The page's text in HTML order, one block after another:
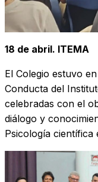
18 de abril. ITEMA
El Colegio estuvo
Conducta del
celebradas con el
diálogo y
Psicología científica